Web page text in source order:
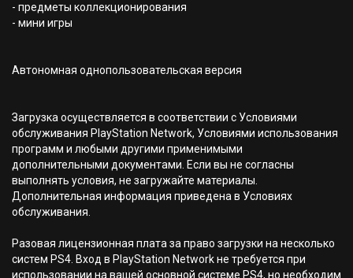
- предметы коллекционирования
- мини игры
Автономная однопользовательская версия
Загрузка осуществляется в соответствии с Условиями
обслуживания PlayStation Network, Условиями использования
программ и любыми другими применимыми
дополнительными документами. Если вы не согласны
выполнять условия, не загружайте материалы.
Дополнительная информация приведена в Условиях
обслуживания.
Разовая лицензионная плата за право загрузки на несколько
систем PS4. Вход в PlayStation Network не требуется при
использовании на вашей основной системе PS4, но необходим